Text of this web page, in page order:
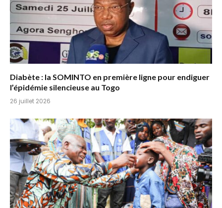
Diabète : la SOMINTO en première ligne pour endiguer
l’épidémie silencieuse au Togo
26 juillet 2026